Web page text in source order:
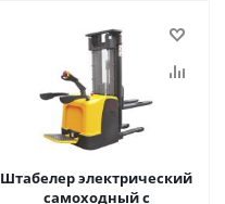
Штабелер электрический
самоходный с